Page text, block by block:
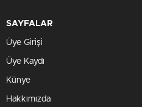
SAYFALAR
Üye Girişi
Üye Kaydı
Künye
Hakkımızda